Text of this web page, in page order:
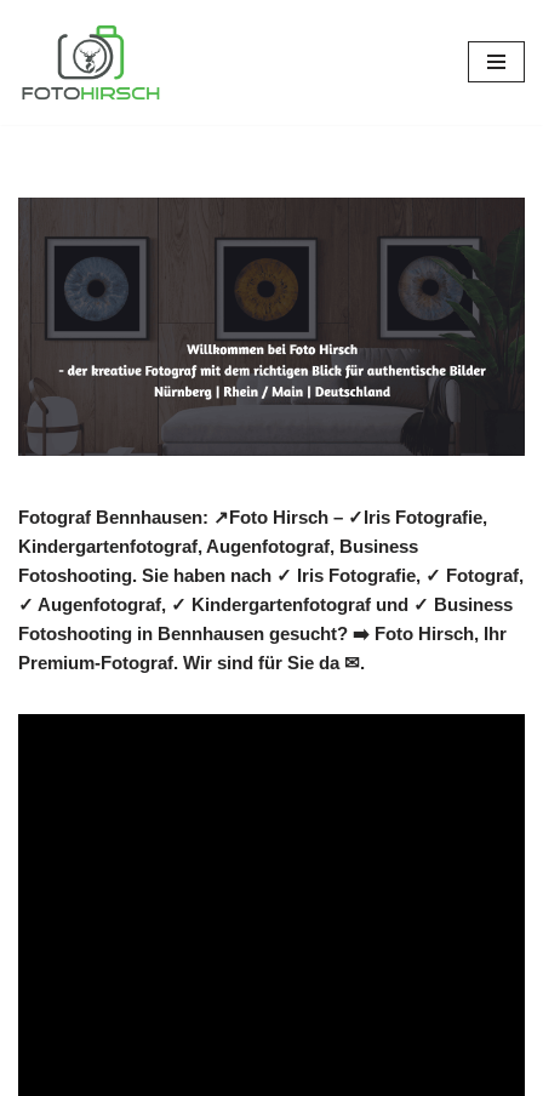
Inhalt
Fotograf Bennhausen: ↗️Foto Hirsch – ✓Iris Fotografie,
Kindergartenfotograf, Augenfotograf, Business
Fotoshooting. Sie haben nach ✓ Iris Fotografie, ✓ Fotograf,
✓ Augenfotograf, ✓ Kindergartenfotograf und ✓ Business
Fotoshooting in Bennhausen gesucht? ➡️ Foto Hirsch, Ihr
Premium-Fotograf. Wir sind für Sie da ✉.